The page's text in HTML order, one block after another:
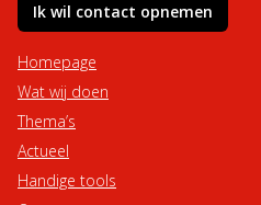
Ik wil contact opnemen
Homepage
Wat wij doen
Thema’s
Actueel
Handige tools